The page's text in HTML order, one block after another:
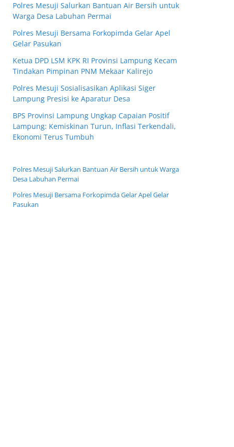
Polres Mesuji Salurkan Bantuan Air Bersih untuk
Warga Desa Labuhan Permai
Polres Mesuji Bersama Forkopimda Gelar Apel
Gelar Pasukan
Ketua DPD LSM KPK RI Provinsi Lampung Kecam
Tindakan Pimpinan PNM Mekaar Kalirejo
Polres Mesuji Sosialisasikan Aplikasi Siger
Lampung Presisi ke Aparatur Desa
BPS Provinsi Lampung Ungkap Capaian Positif
Lampung: Kemiskinan Turun, Inflasi Terkendali,
Ekonomi Terus Tumbuh
Polres Mesuji Salurkan Bantuan Air Bersih untuk Warga
Desa Labuhan Permai
Polres Mesuji Bersama Forkopimda Gelar Apel Gelar
Pasukan